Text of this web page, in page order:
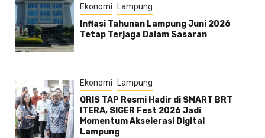
Ekonomi Lampung
Inflasi Tahunan Lampung Juni 2026
Tetap Terjaga Dalam Sasaran
Ekonomi Lampung
QRIS TAP Resmi Hadir di SMART BRT
ITERA, SIGER Fest 2026 Jadi
Momentum Akselerasi Digital
Lampung